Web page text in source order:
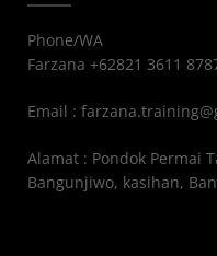
Phone/WA
Farzana +62821 3611
Email :
Alamat : Pondok Permai
Bangunjiwo, kasihan,